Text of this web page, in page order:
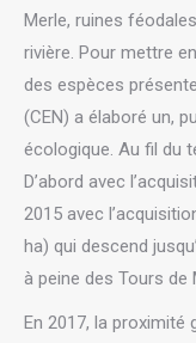
Merle, ruines
rivière. Pour mettre
des espèces
(CEN) a élaboré un,
écologique. Au fil du
D’abord avec
2015 avec
ha) qui descend
à peine des Tours de
En 2017, la proximité